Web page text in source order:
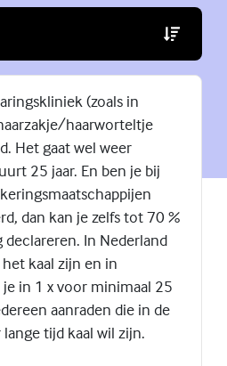
(Externe
(zoals in
haarworteltje
Het gaat wel weer
25 jaar. En ben je bij
dan kan je zelfs tot 70 %
declareren. In Nederland
kaal zijn en in
in 1 x voor minimaal 25
aanraden die in de
tijd kaal wil zijn.